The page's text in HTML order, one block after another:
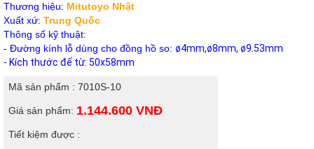
Thương hiệu: Mitutoyo Nhật
Xuất xứ: Trung Quốc
Thông số kỹ thuật:
- Đường kính lỗ dùng cho đồng hồ so: ø4mm,ø8mm, ø9.53mm
- Kích thước đế từ: 50x58mm
Mã sản phẩm : 7010S-10
Giá sản phẩm: 1.144.600 VNĐ
Tiết kiệm được :